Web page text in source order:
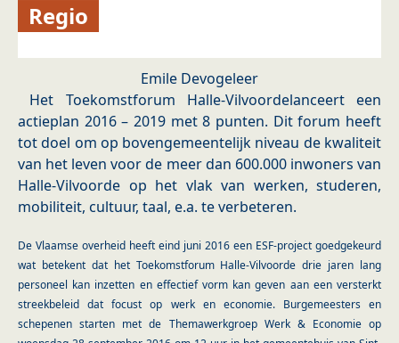
Regio
Emile Devogeleer
Het Toekomstforum Halle-Vilvoordelanceert een
actieplan 2016 – 2019 met 8 punten. Dit forum heeft
tot doel om op bovengemeentelijk niveau de kwaliteit
van het leven voor de meer dan 600.000 inwoners van
Halle-Vilvoorde op het vlak van werken, studeren,
mobiliteit, cultuur, taal, e.a. te verbeteren.
De Vlaamse overheid heeft eind juni 2016 een ESF-project goedgekeurd
wat betekent dat het Toekomstforum Halle-Vilvoorde drie jaren lang
personeel kan inzetten en effectief vorm kan geven aan een versterkt
streekbeleid dat focust op werk en economie. Burgemeesters en
schepenen starten met de Themawerkgroep Werk & Economie op